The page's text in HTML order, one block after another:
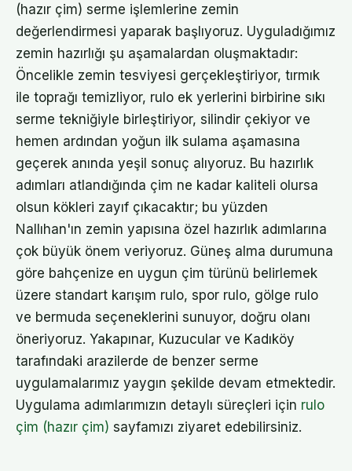
(hazır çim) serme işlemlerine zemin
değerlendirmesi yaparak başlıyoruz. Uyguladığımız
zemin hazırlığı şu aşamalardan oluşmaktadır:
Öncelikle zemin tesviyesi gerçekleştiriyor, tırmık
ile toprağı temizliyor, rulo ek yerlerini birbirine sıkı
serme tekniğiyle birleştiriyor, silindir çekiyor ve
hemen ardından yoğun ilk sulama aşamasına
geçerek anında yeşil sonuç alıyoruz. Bu hazırlık
adımları atlandığında çim ne kadar kaliteli olursa
olsun kökleri zayıf çıkacaktır; bu yüzden
Nallıhan'ın zemin yapısına özel hazırlık adımlarına
çok büyük önem veriyoruz. Güneş alma durumuna
göre bahçenize en uygun çim türünü belirlemek
üzere standart karışım rulo, spor rulo, gölge rulo
ve bermuda seçeneklerini sunuyor, doğru olanı
öneriyoruz. Yakapınar, Kuzucular ve Kadıköy
tarafındaki arazilerde de benzer serme
uygulamalarımız yaygın şekilde devam etmektedir.
Uygulama adımlarımızın detaylı süreçleri için rulo
çim (hazır çim) sayfamızı ziyaret edebilirsiniz.